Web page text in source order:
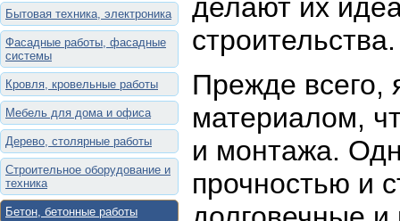
Бытовая техника, электроника
Фасадные работы, фасадные
системы
Кровля, кровельные работы
Мебель для дома и офиса
Дерево, столярные работы
Строительное оборудование и
техника
Бетон, бетонные работы
делают их
строительства.
Прежде всего,
материалом,
и монтажа.
прочностью и